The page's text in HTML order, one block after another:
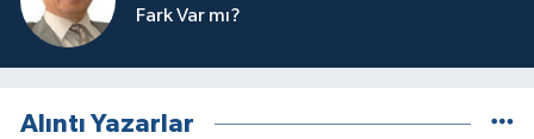
Fark Var mı?
Alıntı Yazarlar